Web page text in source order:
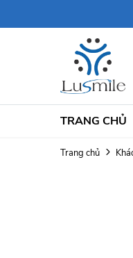
TRANG CHỦ
Trang chủ